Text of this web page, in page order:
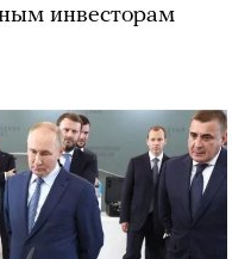
инвесторам